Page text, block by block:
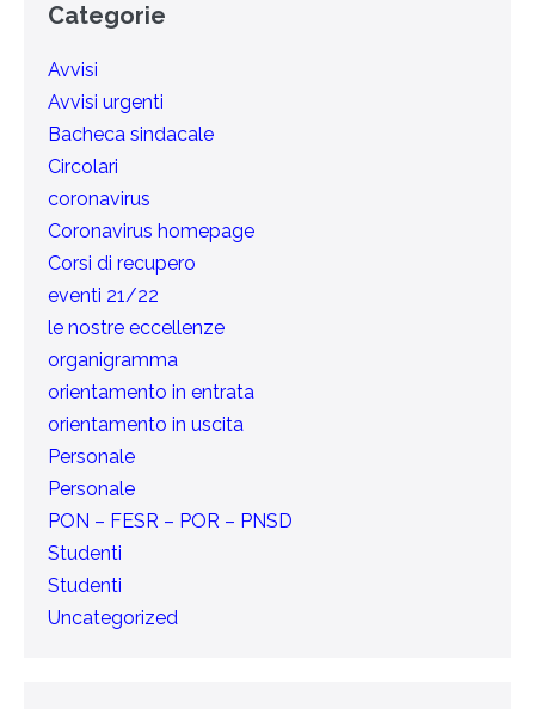
Categorie
Avvisi
Avvisi urgenti
Bacheca sindacale
Circolari
coronavirus
Coronavirus homepage
Corsi di recupero
eventi 21/22
le nostre eccellenze
organigramma
orientamento in entrata
orientamento in uscita
Personale
Personale
PON – FESR – POR – PNSD
Studenti
Studenti
Uncategorized